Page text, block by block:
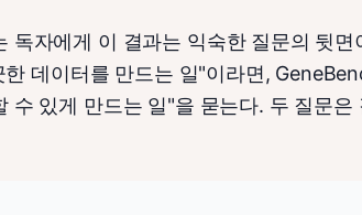
독자에게 이 결과는 익숙한 질문의 뒷
데이터를 만드는 일"이라면,
수 있게 만드는 일"을 묻는다. 두 질문은